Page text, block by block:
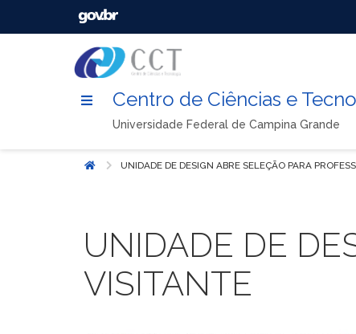
Centro de Ciências e
Universidade Federal de Campina Grande
Início UNIDADE DE DESIGN ABRE SELEÇÃO PARA
UNIDADE DE
VISITANTE